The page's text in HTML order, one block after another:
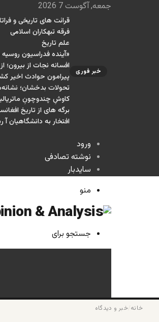
جمعه, آگوست 7 2026
خبر فوری
قرائت های تاریخی و
فرقه تبهکاران اسلامی
علم تاریخ
«آینده فدراسیون
افسانه نجات از بیرون؛
پیرامون حوادث اخیر
تحولات بدخشان؛
کاوشِ چندو‌چونِ
برگه های از تاریخ
افتخار به دانشگاهیان آ
ورود
نوشته تصادفی
سایدبار
منو
جستجو برای
خانه /خبر و دیدگاه